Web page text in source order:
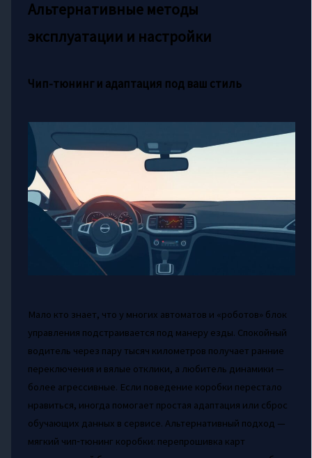
Альтернативные методы
эксплуатации и настройки
Чип-тюнинг и адаптация под ваш стиль
Мало кто знает, что у многих автоматов и «роботов» блок
управления подстраивается под манеру езды. Спокойный
водитель через пару тысяч километров получает ранние
переключения и вялые отклики, а любитель динамики —
более агрессивные. Если поведение коробки перестало
нравиться, иногда помогает простая адаптация или сброс
обучающих данных в сервисе. Альтернативный подход —
мягкий чип‑тюнинг коробки: перепрошивка карт